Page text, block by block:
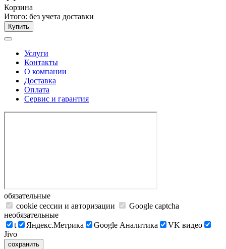
Корзина
Итого: без учета доставки
Купить
Услуги
Контакты
О компании
Доставка
Оплата
Сервис и гарантия
обязательные
cookie сессии и авторизации
Google captcha
необязательные
t
Яндекс.Метрика Google Аналитика
VK видео
Jivo
сохранить